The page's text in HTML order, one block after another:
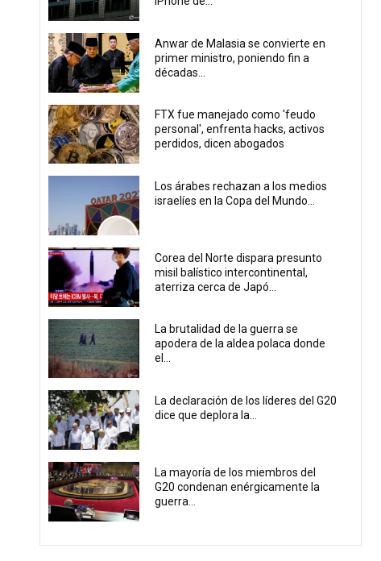
Anwar de Malasia se convierte en
primer ministro, poniendo fin a
décadas...
FTX fue manejado como 'feudo
personal', enfrenta hacks, activos
perdidos, dicen abogados
Los árabes rechazan a los medios
israelíes en la Copa del Mundo...
Corea del Norte dispara presunto
misil balístico intercontinental,
aterriza cerca de Japó...
La brutalidad de la guerra se
apodera de la aldea polaca donde
el...
La declaración de los líderes del G20
dice que deplora la...
La mayoría de los miembros del
G20 condenan enérgicamente la
guerra...